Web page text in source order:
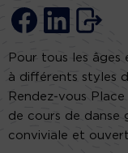
Pour tous les âges
à différents styles
Rendez-vous
de cours de danse
conviviale et